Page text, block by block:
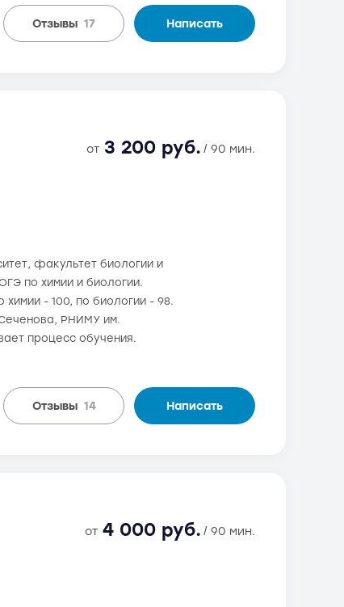
Отзывы 17 Написать
от 3 200 руб. / 90 мин.
факультет биологии и
по химии и биологии.
- 100, по биологии - 98.
РНИМУ им.
процесс обучения.
Отзывы 14 Написать
от 4 000 руб. / 90 мин.